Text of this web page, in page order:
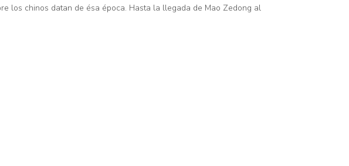
los chinos datan de ésa época. Hasta la llegada de Mao Zedong al